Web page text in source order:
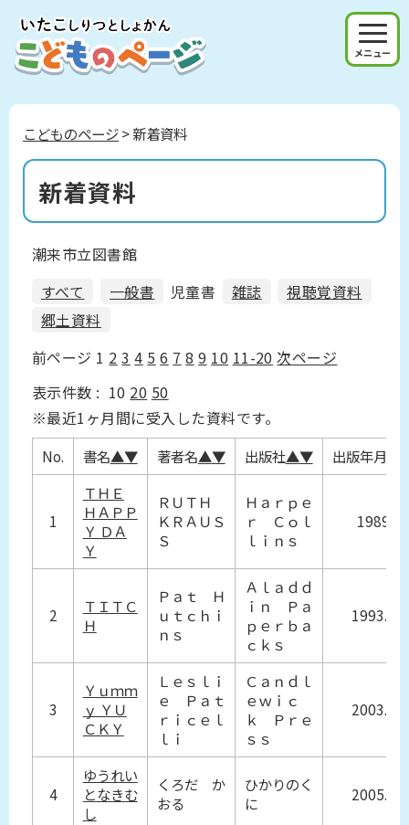
メニュー
こどものページ> 新着資料
新着資料
潮来市立図書館
すべて
一般書 児童書 雑誌
視聴覚資料
郷土資料
前ページ 1 2 3 4 5 6 7 8 9 10 11-20 次ページ
表示件数 : 10 20 50
※最近1ヶ月間に受入した資料です。
No. 書名▲▼ 著者名▲▼ 出版社▲▼ 出版年月
1
ＴＨＥ
ＨＡＰＰ
Ｙ ＤＡ
Ｙ
ＲＵＴＨ
ＫＲＡＵＳ
Ｓ
Ｈａｒｐｅ
ｒ Ｃｏｌ
ｌｉｎｓ
1989
2
ＴＩＴＣ
Ｈ
Ｐａｔ Ｈ
ｕｔｃｈｉ
ｎｓ
Ａｌａｄｄ
ｉｎ Ｐａ
ｐｅｒｂａ
ｃｋｓ
1993.0
3
Ｙｕｍｍ
ｙ ＹＵ
ＣＫＹ
Ｌｅｓｌｉ
ｅ Ｐａｔ
ｒｉｃｅｌ
ｌｉ
Ｃａｎｄｌ
ｅｗｉｃ
ｋ Ｐｒｅ
ｓｓ
2003.0
4
ゆうれい
となきむ
し
くろだ か
おる
ひかりのく
に
2005.6